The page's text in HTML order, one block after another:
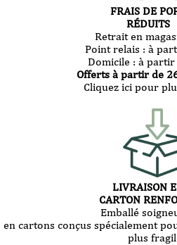
FRAIS DE
RÉDUITS
Retrait en
Point relais : à
Domicile : à partir
Offerts à partir de
Cliquez ici pour
LIVRAISON
CARTON
Emballé
en cartons conçus spécialement
plus